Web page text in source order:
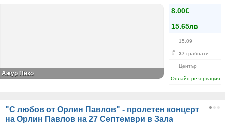
8.00€
15.65лв
15.09
37 грабнати
Център
Онлайн резервация
Ажур Пико
"С любов от Орлин Павлов" - пролетен концерт
на Орлин Павлов на 27 Септември в Зала